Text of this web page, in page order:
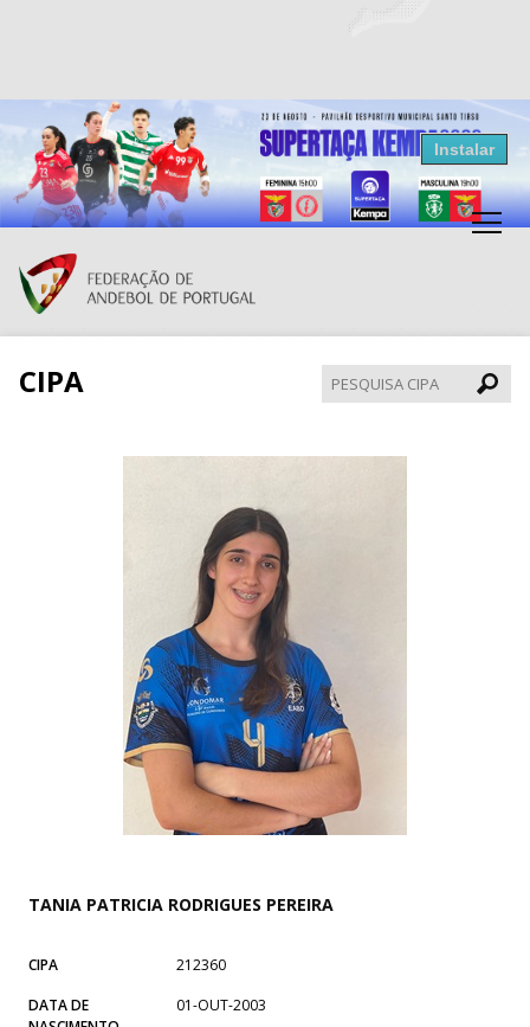
Resultados Andebol
Federação de Andebol de Portugal
Grátis - Disponivel na Play Store
Instalar
CIPA
CIPA
TANIA PATRICIA RODRIGUES PEREIRA
CIPA
212360
DATA DE
01-OUT-2003